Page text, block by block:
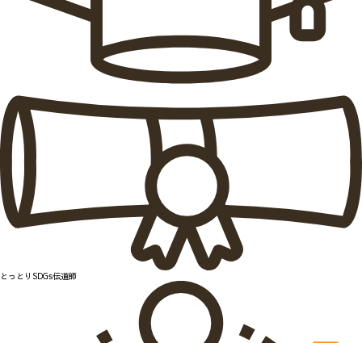
とっとりSDGs伝道師